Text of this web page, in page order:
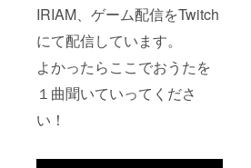
IRIAM、ゲーム配信をTwitch
にて配信しています。
よかったらここでおうたを
１曲聞いていってくださ
い！